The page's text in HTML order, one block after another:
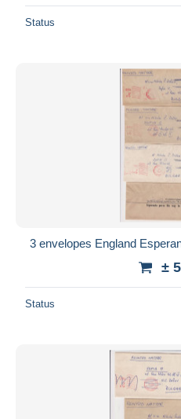
Status
3 envelopes England
±
Status